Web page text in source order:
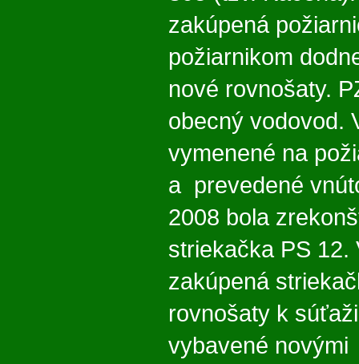
zakúpená
požiarnikom
nové rovnošaty.
obecný vodovod.
vymenené na
a prevedené
2008 bola
striekačka PS 12.
zakúpená
rovnošaty k
vybavené novými